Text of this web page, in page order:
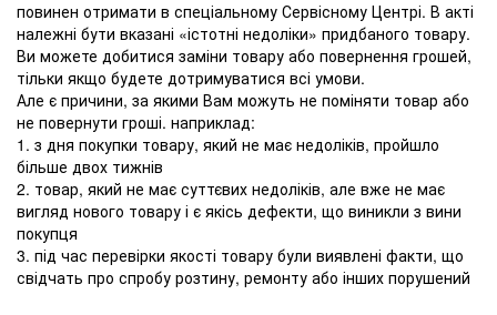
повинен отримати в спеціальному Сервісному Центрі. В акті
належні бути вказані «істотні недоліки» придбаного товару.
Ви можете добитися заміни товару або повернення грошей,
тільки якщо будете дотримуватися всі умови.
Але є причини, за якими Вам можуть не поміняти товар або
не повернути гроші. наприклад:
1. з дня покупки товару, який не має недоліків, пройшло
більше двох тижнів
2. товар, який не має суттєвих недоліків, але вже не має
вигляд нового товару і є якісь дефекти, що виникли з вини
покупця
3. під час перевірки якості товару були виявлені факти, що
свідчать про спробу розтину, ремонту або інших порушений